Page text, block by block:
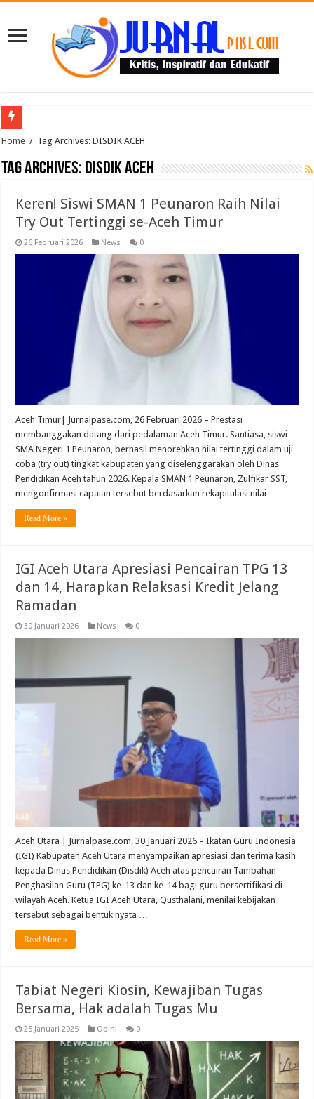
Puluhan Guru Berkumpul di TPN XIII Aceh Utara, Kacabdin Tekankan Cetak
Home / Tag Archives: DISDIK ACEH
Tag Archives: DISDIK ACEH
Keren! Siswi SMAN 1 Peunaron Raih Nilai
Try Out Tertinggi se-Aceh Timur
26 Februari 2026 News 0
Aceh Timur| Jurnalpase.com, 26 Februari 2026 – Prestasi
membanggakan datang dari pedalaman Aceh Timur. Santiasa, siswi
SMA Negeri 1 Peunaron, berhasil menorehkan nilai tertinggi dalam uji
coba (try out) tingkat kabupaten yang diselenggarakan oleh Dinas
Pendidikan Aceh tahun 2026. Kepala SMAN 1 Peunaron, Zulfikar SST,
mengonfirmasi capaian tersebut berdasarkan rekapitulasi nilai …
Read More »
IGI Aceh Utara Apresiasi Pencairan TPG 13
dan 14, Harapkan Relaksasi Kredit Jelang
Ramadan
30 Januari 2026 News 0
Aceh Utara | Jurnalpase.com, 30 Januari 2026 – Ikatan Guru Indonesia
(IGI) Kabupaten Aceh Utara menyampaikan apresiasi dan terima kasih
kepada Dinas Pendidikan (Disdik) Aceh atas pencairan Tambahan
Penghasilan Guru (TPG) ke-13 dan ke-14 bagi guru bersertifikasi di
wilayah Aceh. Ketua IGI Aceh Utara, Qusthalani, menilai kebijakan
tersebut sebagai bentuk nyata …
Read More »
Tabiat Negeri Kiosin, Kewajiban Tugas
Bersama, Hak adalah Tugas Mu
25 Januari 2025 Opini 0